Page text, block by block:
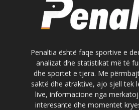
Penaltia është faqe sportive e
analizat dhe statistikat më të
dhe sportet e tjera. Me
saktë dhe atraktive, ajo sjell tek
live, informacione nga
interesante dhe momentet